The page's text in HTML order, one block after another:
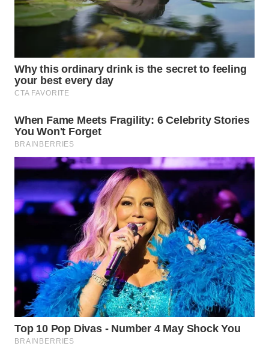
WN
NATUNA
BINTAN
WN
WN
LIKUPANG
WN
LABUANBAJO
BORNEO
Wahana
Media
Group
WAHANA
NEWS